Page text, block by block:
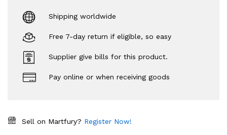
Shipping worldwide
Free 7-day return if eligible, so easy
Supplier give bills for this product.
Pay online or when receiving goods
Sell on Martfury? Register Now!